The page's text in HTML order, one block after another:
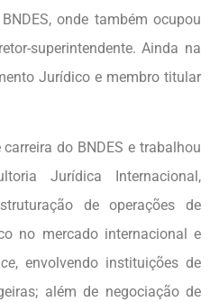
onde também ocupou
superintendente. Ainda na
Jurídico e membro titular
do BNDES e trabalhou
Jurídica Internacional,
de operações de
no mercado internacional e
, envolvendo instituições de
além de negociação de